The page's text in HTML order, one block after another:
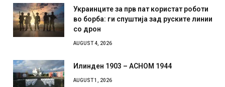
Украинците за прв пат користат роботи
во борба: ги спуштија зад руските линии
со дрон
AUGUST 4, 2026
Илинден 1903 – АСНОМ 1944
AUGUST 1, 2026